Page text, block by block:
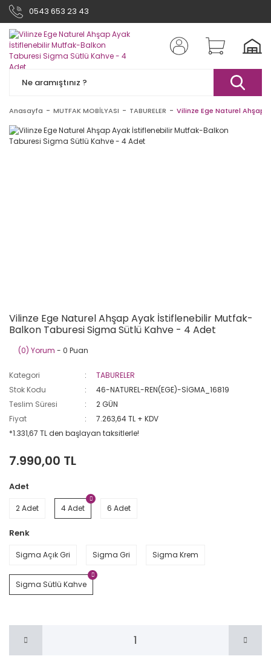
0543 653 23 43
Anasayfa MUTFAK MOBİLYASI TABURELER Vilinze Ege Naturel Ahşap
Vilinze Ege Naturel Ahşap Ayak İstiflenebilir Mutfak-
Balkon Taburesi Sigma Sütlü Kahve - 4 Adet
(0) Yorum - 0 Puan
Kategori
TABURELER
Stok Kodu
46-NATUREL-REN(EGE)-SİGMA_16819
Teslim Süresi
2 GÜN
Fiyat
7.263,64 TL + KDV
*1.331,67 TL den başlayan taksitlerle!
7.990,00 TL
Adet
2 Adet 4 Adet 6 Adet
Renk
Sigma Açık Gri Sigma Gri Sigma Krem
Sigma Sütlü Kahve